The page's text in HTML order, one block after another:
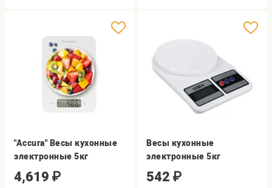
"Accura" Весы кухонные
электронные 5кг
4,619 ₽
Весы кухонные
электронные 5кг
542 ₽